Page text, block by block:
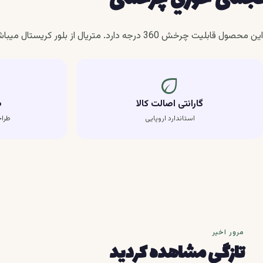
این محصول قابلیت چرخش 360 درجه دارد. متریال از بلور کریستال میباشد
eco
گارانتی اصالت کالا
استاندارد اروپایی
مرور اخیر
تازگی مشاهده کردید